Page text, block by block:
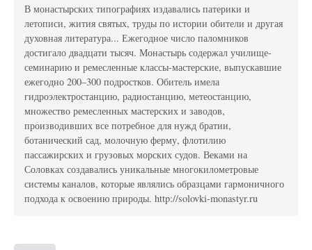
В монастырских типографиях издавались патерики и
летописи, жития святых, труды по истории обители и другая
духовная литература... Ежегодное число паломников
достигало двадцати тысяч. Монастырь содержал училище-
семинарию и ремесленные классы-мастерские, выпускавшие
ежегодно 200–300 подростков. Обитель имела
гидроэлектростанцию, радиостанцию, метеостанцию,
множество ремесленных мастерских и заводов,
производивших все потребное для нужд братии,
ботанический сад, молочную ферму, флотилию
пассажирских и грузовых морских судов. Веками на
Соловках создавались уникальные многокилометровые
системы каналов, которые являлись образцами гармоничного
подхода к освоению природы. http://solovki-monastyr.ru